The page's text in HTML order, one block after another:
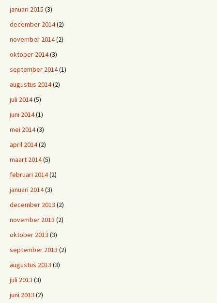
januari 2015 (3)
december 2014(2)
november 2014(2)
oktober 2014(3)
september 2014(1)
augustus 2014(2)
juli 2014(5)
juni 2014(1)
mei 2014(3)
april 2014(2)
maart 2014(5)
februari 2014(2)
januari 2014(3)
december 2013 (2)
november 2013 (2)
oktober 2013 (3)
september 2013 (2)
augustus 2013 (3)
juli 2013 (3)
juni 2013 (2)